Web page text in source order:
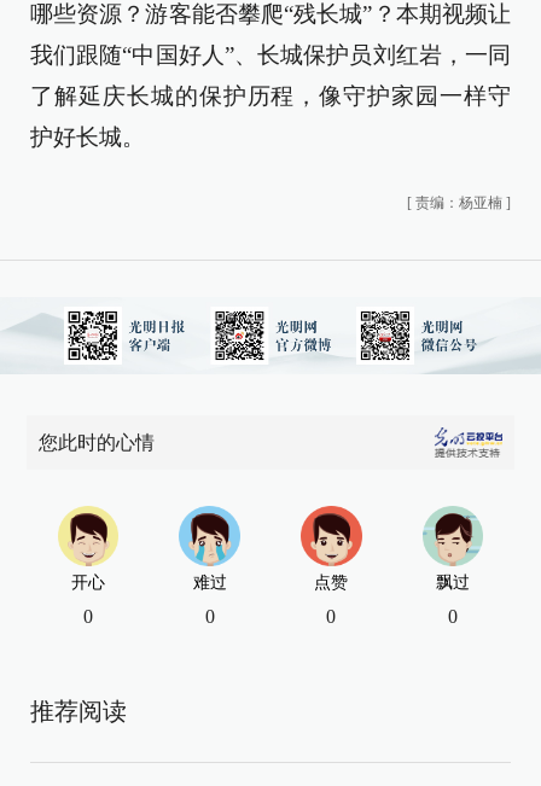
哪些资源？游客能否攀爬“残长城”？本期视频让
我们跟随“中国好人”、长城保护员刘红岩，一同
了解延庆长城的保护历程，像守护家园一样守
护好长城。
[ 责编：杨亚楠 ]
您此时的心情
开心
0
难过
0
点赞
0
飘过
0
推荐阅读